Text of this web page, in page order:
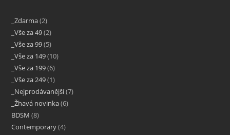
_Zdarma 2
_Vše za 49 2
_Vše za 99 5
_Vše za 149 10
_Vše za 199 6
_Vše za 249 1
_Nejprodávanější 7
_Žhavá novinka 6
BDSM 8
Contemporary 4